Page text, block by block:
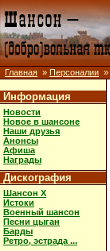
Главная » Персоналии »
Информация
Новости
Новое в шансоне
Наши друзья
Анонсы
Афиша
Награды
Дискография
Шансон X
Истоки
Военный шансон
Песни цыган
Барды
Ретро, эстрада ...